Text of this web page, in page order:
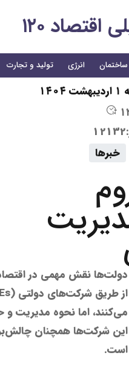
۱۲۰
ساختمان انرژی تولید و تجارت
خبرها
دولت‌ها نقش مهمی در
می‌کنند، اما نحوه مدیریت و
این شرکت‌ها همچنان
است.